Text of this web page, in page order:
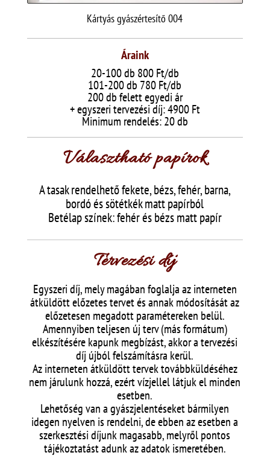
Kártyás gyászértesítő 004
Áraink
20-100 db 800 Ft/db
101-200 db 780 Ft/db
200 db felett egyedi ár
+ egyszeri tervezési díj: 4900 Ft
Minimum rendelés: 20 db
Választható papírok
A tasak rendelhető fekete, bézs, fehér, barna,
bordó és sötétkék matt papírból
Betélap színek: fehér és bézs matt papír
Tervezési díj
Egyszeri díj, mely magában foglalja az interneten
átküldött előzetes tervet és annak módosítását az
előzetesen megadott paramétereken belül.
Amennyiben teljesen új terv (más formátum)
elkészítésére kapunk megbízást, akkor a tervezési
díj újból felszámításra kerül.
Az interneten átküldött tervek továbbküldéséhez
nem járulunk hozzá, ezért vízjellel látjuk el minden
esetben.
Lehetőség van a gyászjelentéseket bármilyen
idegen nyelven is rendelni, de ebben az esetben a
szerkesztési díjunk magasabb, melyről pontos
tájékoztatást adunk az adatok ismeretében.